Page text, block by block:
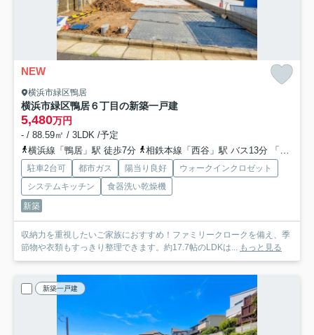
NEW
横浜市緑区鴨居
横浜市緑区鴨居６丁目の新築一戸建
5,480万円
- / 88.59㎡ / 3LDK /予定
横浜線「鴨居」駅 徒歩7分
相鉄本線「西谷」駅 バス13分 「法国寺入口」 停歩5分
駐車2台可 都市ガス 陽当り良好
ウォークインクロゼット
システムキッチン
食器洗い乾燥機
新築
収納力を重視したいご家族におすすめ！ファミリークロークを備え、季
節物や衣類もすっきり整理できます。約17.7帖のLDKは...
もっと見る
新築一戸建